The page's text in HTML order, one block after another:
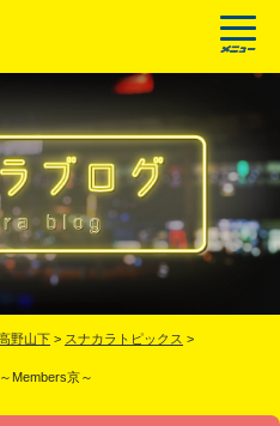
野山下 > スナカラトピックス >
Members京～